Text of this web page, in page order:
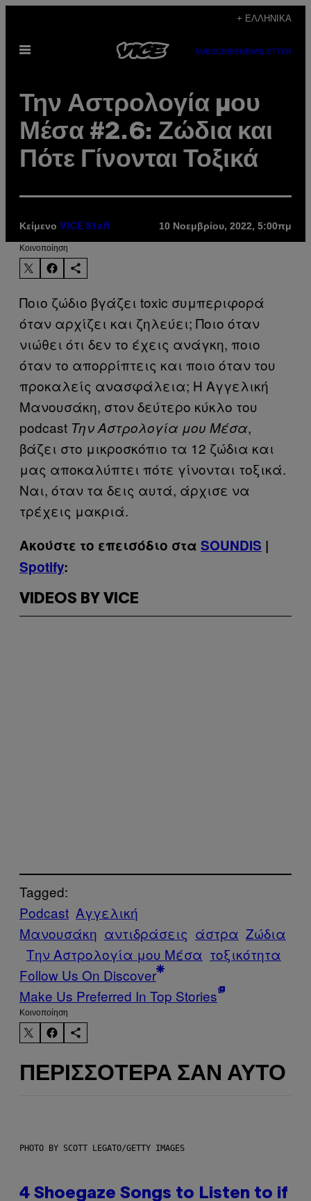
περιεχόμενο
+ ΕΛΛΗΝΙΚΆ
Ανοίξτε
SUBSCRIBENEWSLETTER
Την Αστρολογία μου
Μέσα #2.6: Ζώδια και
Πότε Γίνονται Τοξικά
Κείμενο VICE Staff 10 Νοεμβρίου, 2022, 5:00πμ
Kοινοποίηση
Ποιο ζώδιο βγάζει toxic συμπεριφορά
όταν αρχίζει και ζηλεύει; Ποιο όταν
νιώθει ότι δεν το έχεις ανάγκη, ποιο
όταν το απορρίπτεις και ποιο όταν του
προκαλείς ανασφάλεια; Η Αγγελική
Μανουσάκη, στον δεύτερο κύκλο του
podcast Την Αστρολογία μου Μέσα,
βάζει στο μικροσκόπιο τα 12 ζώδια και
μας αποκαλύπτει πότε γίνονται τοξικά.
Ναι, όταν τα δεις αυτά, άρχισε να
τρέχεις μακριά.
Ακούστε το επεισόδιο στα SOUNDIS |
Spotify:
VIDEOS BY VICE
Tagged:
Podcast Αγγελική
Μανουσάκη αντιδράσεις άστρα Ζώδια
Την Αστρολογία μου Μέσα τοξικότητα
Follow Us On Discover
Make Us Preferred In Top Stories
Kοινοποίηση
ΠΕΡΙΣΣΌΤΕΡΑ ΣΑΝ ΑΥΤΌ
PHOTO BY SCOTT LEGATO/GETTY IMAGES
4 Shoegaze Songs to Listen to if